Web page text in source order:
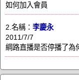
如何加入會員
2.名稱： 李慶永
2011/7/7
綱路直播是否停播了為